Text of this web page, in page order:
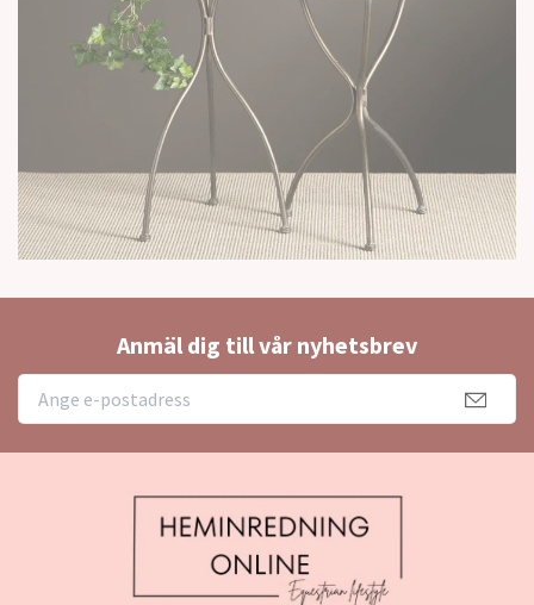
Anmäl dig till vår nyhetsbrev